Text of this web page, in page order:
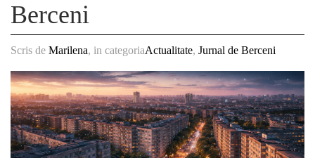
Berceni
Scris de Marilena, in categoriaActualitate, Jurnal de Berceni